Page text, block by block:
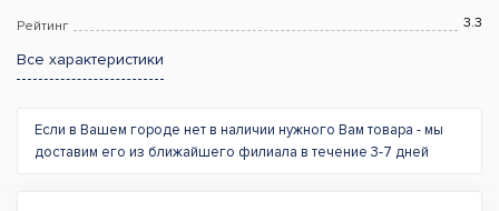
Рейтинг 3.3
Все характеристики
Если в Вашем городе нет в наличии нужного Вам товара - мы
доставим его из ближайшего филиала в течение 3-7 дней